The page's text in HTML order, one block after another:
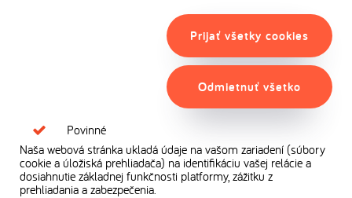
Prijať všetky cookies
Odmietnuť všetko
Povinné
Naša webová stránka ukladá údaje na vašom zariadení (súbory
cookie a úložiská prehliadača) na identifikáciu vašej relácie a
dosiahnutie základnej funkčnosti platformy, zážitku z
prehliadania a zabezpečenia.